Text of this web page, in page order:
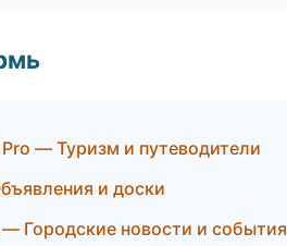
— Туризм и путеводители
и доски
Городские новости и события